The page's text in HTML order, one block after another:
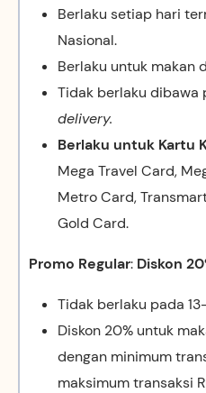
Berlaku setiap hari
Nasional.
Berlaku untuk makan
Tidak berlaku dibawa
delivery.
Berlaku untuk Kartu
Mega Travel Card,
Metro Card,
Gold Card.
Promo Regular: Diskon
Tidak berlaku pada
Diskon 20% untuk
dengan minimum
maksimum transaksi